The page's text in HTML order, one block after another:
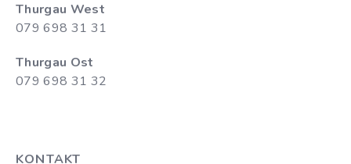
Thurgau West
079 698 31 31
Thurgau Ost
079 698 31 32
KONTAKT